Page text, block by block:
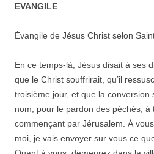
EVANGILE
Évangile de Jésus Christ selon
En ce temps-là, Jésus disait à ses
que le Christ souffrirait, qu’il
troisième jour, et que la conversion
nom, pour le pardon des péchés, à
commençant par Jérusalem. À
moi, je vais envoyer sur vous ce